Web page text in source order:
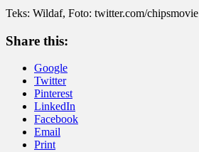
Teks: Wildaf, Foto: twitter.com/chipsmovie
Share this:
Google
Twitter
Pinterest
LinkedIn
Facebook
Email
Print